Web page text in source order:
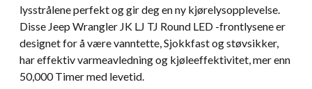
lysstrålene perfekt og gir deg en ny kjørelysopplevelse.
Disse Jeep Wrangler JK LJ TJ Round LED -frontlysene er
designet for å være vanntette, Sjokkfast og støvsikker,
har effektiv varmeavledning og kjøleeffektivitet, mer enn
50,000 Timer med levetid.